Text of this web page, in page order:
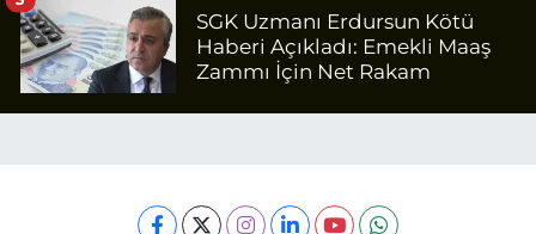
SGK Uzmanı Erdursun Kötü
Haberi Açıkladı: Emekli Maaş
Zammı İçin Net Rakam